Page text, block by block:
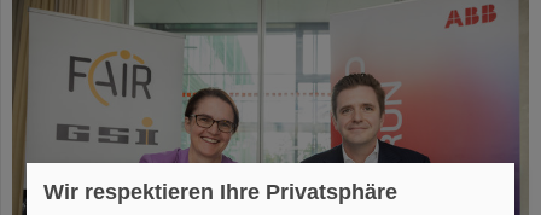
Wir respektieren Ihre Privatsphäre